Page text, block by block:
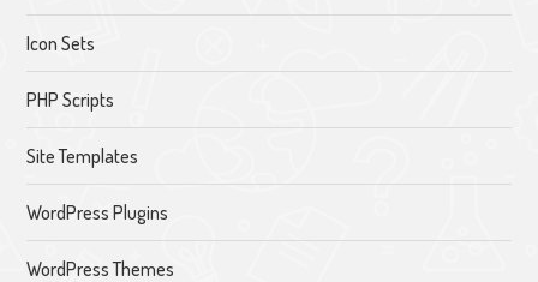
Icon Sets
PHP Scripts
Site Templates
WordPress Plugins
WordPress Themes